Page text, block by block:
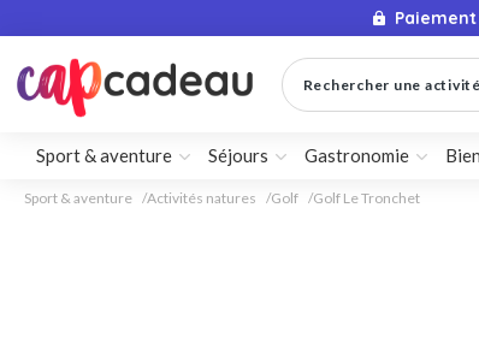
Rechercher une
Sport & aventure Séjours Gastronomie
Sport & aventure Activités natures Golf Golf Le Tronchet